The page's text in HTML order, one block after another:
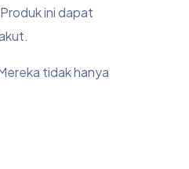
ini dapat
tidak hanya